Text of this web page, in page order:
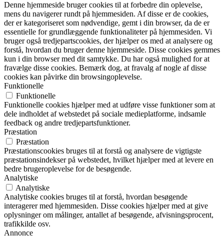
Denne hjemmeside bruger cookies til at forbedre din oplevelse,
mens du navigerer rundt på hjemmesiden. Af disse er de cookies,
der er kategoriseret som nødvendige, gemt i din browser, da de er
essentielle for grundlæggende funktionaliteter på hjemmesiden. Vi
bruger også tredjepartscookies, der hjælper os med at analysere og
forstå, hvordan du bruger denne hjemmeside. Disse cookies gemmes
kun i din browser med dit samtykke. Du har også mulighed for at
fravælge disse cookies. Bemærk dog, at fravalg af nogle af disse
cookies kan påvirke din browsingoplevelse.
Funktionelle
Funktionelle
Funktionelle cookies hjælper med at udføre visse funktioner som at
dele indholdet af webstedet på sociale medieplatforme, indsamle
feedback og andre tredjepartsfunktioner.
Præstation
Præstation
Præstationscookies bruges til at forstå og analysere de vigtigste
præstationsindekser på webstedet, hvilket hjælper med at levere en
bedre brugeroplevelse for de besøgende.
Analytiske
Analytiske
Analytiske cookies bruges til at forstå, hvordan besøgende
interagerer med hjemmesiden. Disse cookies hjælper med at give
oplysninger om målinger, antallet af besøgende, afvisningsprocent,
trafikkilde osv.
Annonce